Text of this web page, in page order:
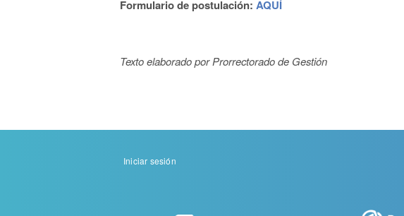
Formulario de postulación: AQUÍ
Texto elaborado por Prorrectorado de Gestión
Menu
Iniciar sesión